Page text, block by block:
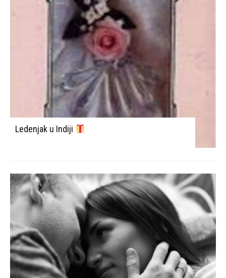
Ledenjak u Indiji